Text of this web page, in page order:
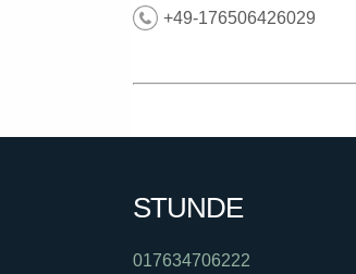
+49-176506426029
STUNDE
017634706222